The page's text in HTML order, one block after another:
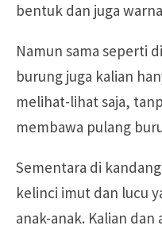
bentuk dan juga
Namun sama seperti
burung juga kalian
melihat-lihat saja,
membawa pulang
Sementara di
kelinci imut dan lucu
anak-anak. Kalian